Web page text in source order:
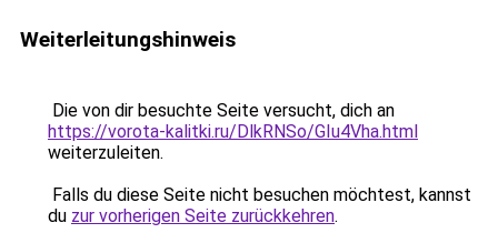
Weiterleitungshinweis
Die von dir besuchte Seite versucht, dich an
https://vorota-kalitki.ru/DlkRNSo/GIu4Vha.html
weiterzuleiten.
Falls du diese Seite nicht besuchen möchtest, kannst
du zur vorherigen Seite zurückkehren.